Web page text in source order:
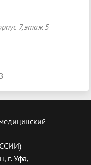
7, этаж 5
г. Уфа,